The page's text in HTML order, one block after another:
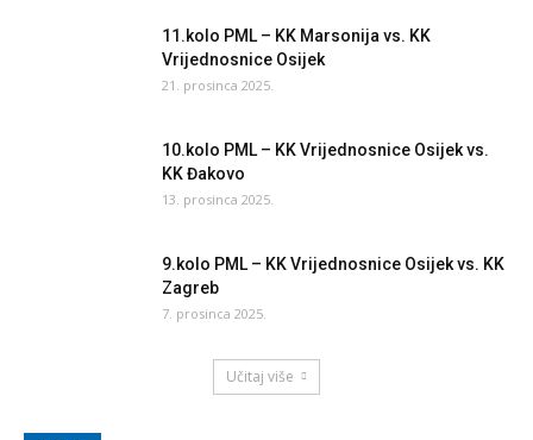
11.kolo PML – KK Marsonija vs. KK
Vrijednosnice Osijek
21. prosinca 2025.
10.kolo PML – KK Vrijednosnice Osijek vs.
KK Đakovo
13. prosinca 2025.
9.kolo PML – KK Vrijednosnice Osijek vs. KK
Zagreb
7. prosinca 2025.
Učitaj više